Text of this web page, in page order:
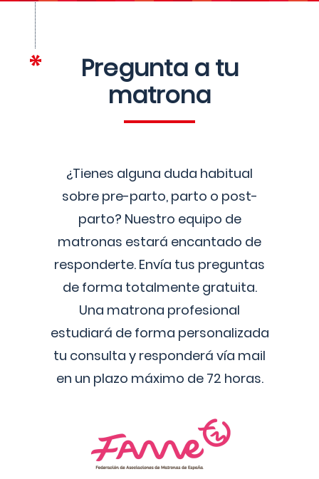
Pregunta a tu
matrona
¿Tienes alguna duda habitual
sobre pre-parto, parto o post-
parto? Nuestro equipo de
matronas estará encantado de
responderte. Envía tus preguntas
de forma totalmente gratuita.
Una matrona profesional
estudiará de forma personalizada
tu consulta y responderá vía mail
en un plazo máximo de 72 horas.